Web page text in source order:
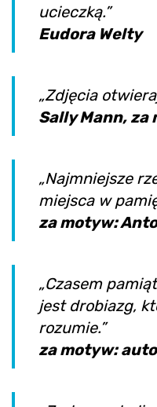
ucieczką.”
Eudora Welty
„Zdjęcia
Sally Mann,
„Najmniejsze
miejsca w
za motyw:
„Czasem
jest drobiazg,
rozumie.”
za motyw: